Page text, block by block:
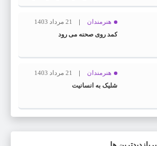
هنرمندان
21 مرداد 1403
کمد روی صحنه می رود
هنرمندان
21 مرداد 1403
شلیک به انسانیت